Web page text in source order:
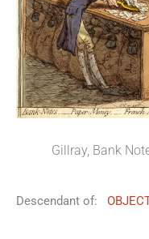
Gillray, Bank
Descendant of: